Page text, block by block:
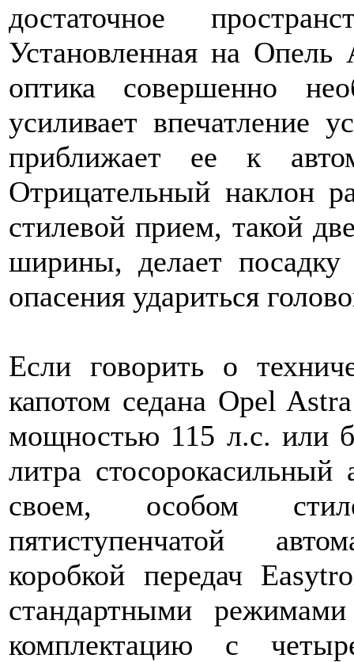
достаточное
Установленная на Опель
оптика совершенно
усиливает впечатление
приближает ее к
Отрицательный наклон
стилевой прием, такой
ширины, делает посадку
опасения удариться
Если говорить о
капотом седана Opel
мощностью 115 л.с. или
литра
своем, особом
пятиступенчатой
коробкой передач
стандартными
комплектацию с